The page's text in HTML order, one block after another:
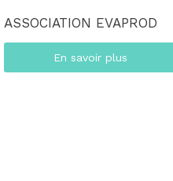
ASSOCIATION EVAPROD
En savoir plus